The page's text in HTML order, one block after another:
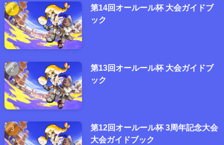
第14回オールール杯 大会ガイドブ
ック
第13回オールール杯 大会ガイドブ
ック
第12回オールール杯 3周年記念大会
大会ガイドブック